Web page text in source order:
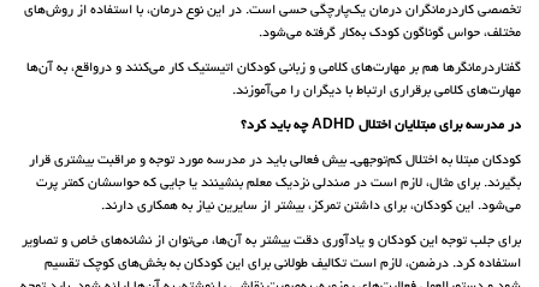
تخصصی کاردرمانگران درمان یک‌پارچگی حسی است. در این نوع درمان، با استفاده از روش‌های
مختلف، حواس گوناگون کودک به‌کار گرفته می‌شود.
گفتاردرمانگر‌ها هم بر مهارت‌های کلامی و زبانی کودکان اتیستیک کار می‌کنند و درواقع، به آن‌ها
مهارت‌های کلامی برقراری ارتباط با دیگران را می‌آموزند.
در مدرسه برای مبتلایان اختلال ADHD چه باید کرد؟
کودکان مبتلا به اختلال کم‌توجهی‌ـ‌ بیش فعالی باید در مدرسه مورد توجه و مراقبت بیشتری قرار
بگیرند. برای مثال، لازم است در صندلی نزدیک معلم بنشینند یا جایی که حواسشان کمتر پرت
می‌شود. این کودکان، برای داشتن تمرکز، بیشتر از سایرین نیاز به همکاری دارند.
برای جلب توجه این کودکان و یادآوری دقت بیشتر به آن‌ها، می‌توان از نشانه‌های خاص و تصاویر
استفاده کرد. درضمن، لازم است تکالیف طولانی برای این کودکان به بخش‌های کوچک تقسیم